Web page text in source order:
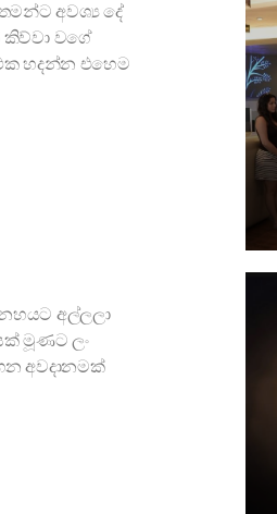
අවශ්‍ය දේ
කිව්වා වගේ
හදන්න එහෙම
අල්ලලා
මූණට ලං
අවදානමක්